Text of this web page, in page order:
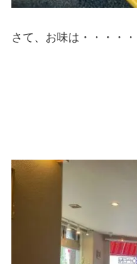
さて、お味は・・・・・